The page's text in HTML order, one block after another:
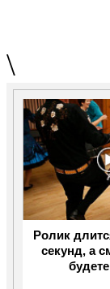
\
Ролик
секунд, а